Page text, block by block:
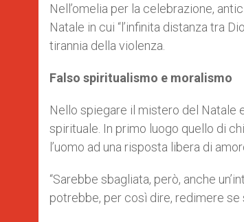
Nell’omelia per la celebrazione,
Natale in cui “l’infinita distanza tra
tirannia della violenza.
Falso spiritualismo e moralismo
Nello spiegare il mistero del Natale
spirituale. In primo luogo quello di
l’uomo ad una risposta libera di
“Sarebbe sbagliata, però, anche
potrebbe, per così dire, redimere se